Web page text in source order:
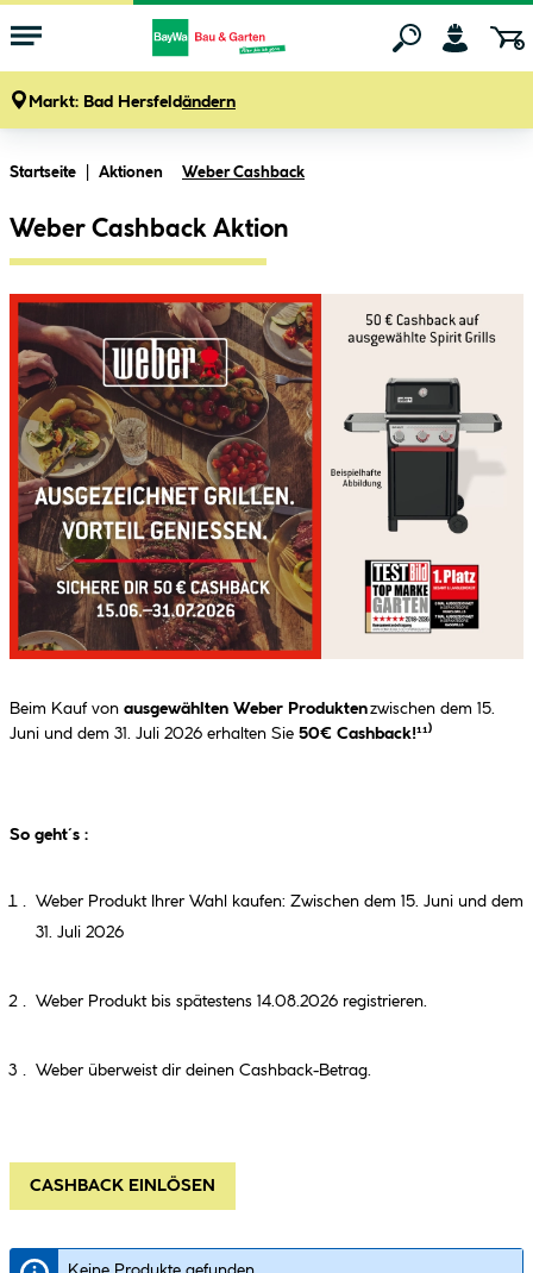
Markt: Bad Hersfeldändern
Startseite Aktionen Weber Cashback
Weber Cashback Aktion
Beim Kauf von ausgewählten Weber Produktenzwischen dem 15.
Juni und dem 31. Juli 2026 erhalten Sie 50€ Cashback!¹¹⁾
So geht´s :
Weber Produkt Ihrer Wahl kaufen: Zwischen dem 15. Juni und dem
31. Juli 2026
Weber Produkt bis spätestens 14.08.2026 registrieren.
Weber überweist dir deinen Cashback-Betrag.
CASHBACK EINLÖSEN